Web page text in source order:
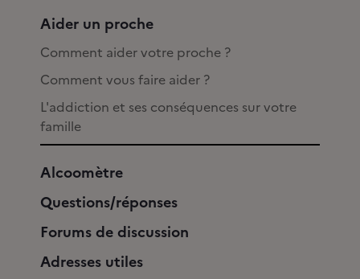
Aider un proche
Comment aider votre proche ?
Comment vous faire aider ?
L'addiction et ses conséquences sur votre
famille
Alcoomètre
Questions/réponses
Forums de discussion
Adresses utiles